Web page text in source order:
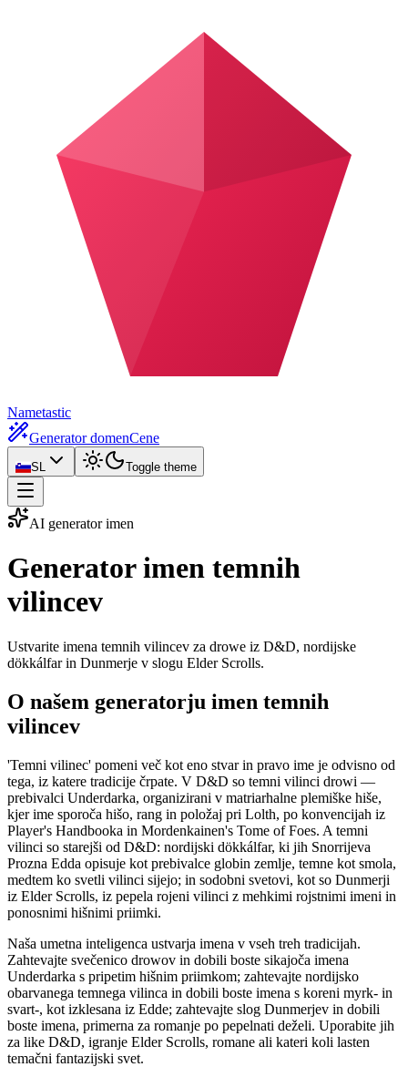
Nametastic
Generator domenCene
SL Toggle theme
AI generator imen
Generator imen temnih
vilincev
Ustvarite imena temnih vilincev za drowe iz D&D, nordijske
dökkálfar in Dunmerje v slogu Elder Scrolls.
O našem generatorju imen temnih
vilincev
'Temni vilinec' pomeni več kot eno stvar in pravo ime je odvisno od
tega, iz katere tradicije črpate. V D&D so temni vilinci drowi —
prebivalci Underdarka, organizirani v matriarhalne plemiške hiše,
kjer ime sporoča hišo, rang in položaj pri Lolth, po konvencijah iz
Player's Handbooka in Mordenkainen's Tome of Foes. A temni
vilinci so starejši od D&D: nordijski dökkálfar, ki jih Snorrijeva
Prozna Edda opisuje kot prebivalce globin zemlje, temne kot smola,
medtem ko svetli vilinci sijejo; in sodobni svetovi, kot so Dunmerji
iz Elder Scrolls, iz pepela rojeni vilinci z mehkimi rojstnimi imeni in
ponosnimi hišnimi priimki.
Naša umetna inteligenca ustvarja imena v vseh treh tradicijah.
Zahtevajte svečenico drowov in dobili boste sikajoča imena
Underdarka s pripetim hišnim priimkom; zahtevajte nordijsko
obarvanega temnega vilinca in dobili boste imena s koreni myrk- in
svart-, kot izklesana iz Edde; zahtevajte slog Dunmerjev in dobili
boste imena, primerna za romanje po pepelnati deželi. Uporabite jih
za like D&D, igranje Elder Scrolls, romane ali kateri koli lasten
temačni fantazijski svet.